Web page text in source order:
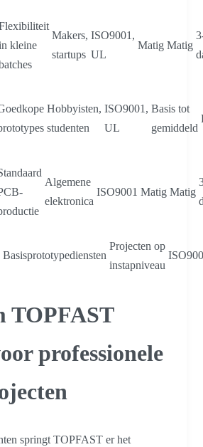
kleine
Makers,
startups
ISO9001,
UL
Matig Matig
Hobbyisten,
studenten
ISO9001,
UL
Basis tot
gemiddeld
Algemene
elektronica
ISO9001 Matig Matig
Basisprototypediensten
Projecten op
instapniveau
TOPFAST
professionele
springt TOPFAST er het